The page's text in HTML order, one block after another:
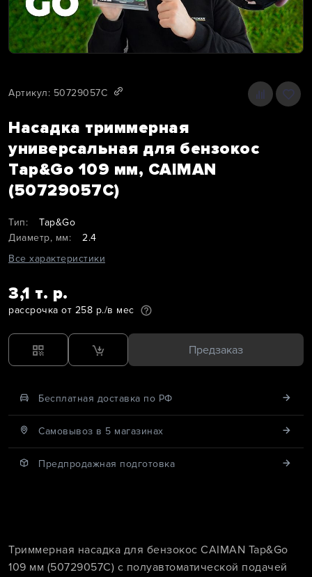
Артикул: 50729057C
Насадка триммерная
универсальная для бензокос
Tap&Go 109 мм, CAIMAN
(50729057C)
Тип:
Tap&Go
Диаметр, мм:
2.4
Все характеристики
3,1 т. р.
рассрочка от 258 р./в мес
Предзаказ
Бесплатная доставка по РФ
Cамовывоз в 5 магазинах
Предпродажная подготовка
Триммерная насадка для бензокос CAIMAN Tap&Go
109 мм (50729057C) с полуавтоматической подачей